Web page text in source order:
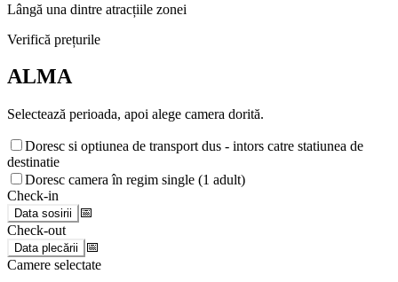
Lângă una dintre atracțiile zonei
Verifică prețurile
ALMA
Selectează perioada, apoi alege camera dorită.
Doresc si optiunea de transport dus - intors catre statiunea de
destinatie
Doresc camera în regim single (1 adult)
Check-in
Data sosirii
📅
Check-out
Data plecării
📅
Camere selectate